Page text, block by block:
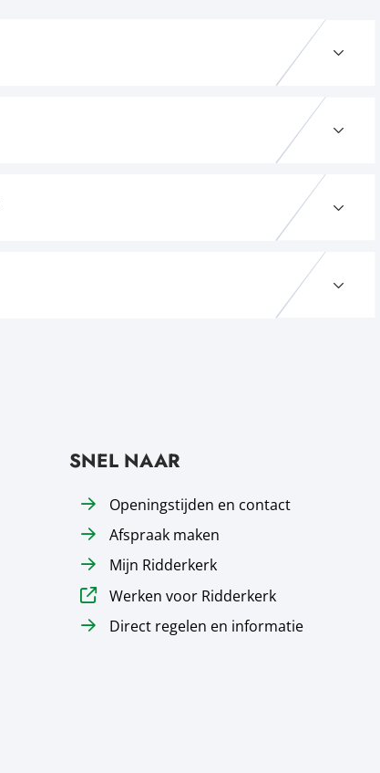
SNEL NAAR
Openingstijden en contact
Afspraak maken
Mijn Ridderkerk
Werken voor Ridderkerk
Direct regelen en informatie